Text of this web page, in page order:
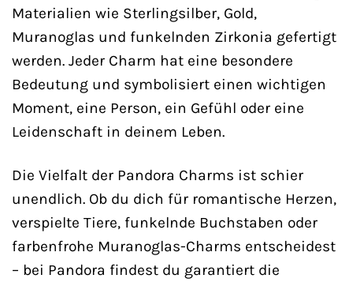
Materialien wie Sterlingsilber, Gold,
Muranoglas und funkelnden Zirkonia gefertigt
werden. Jeder Charm hat eine besondere
Bedeutung und symbolisiert einen wichtigen
Moment, eine Person, ein Gefühl oder eine
Leidenschaft in deinem Leben.
Die Vielfalt der Pandora Charms ist schier
unendlich. Ob du dich für romantische Herzen,
verspielte Tiere, funkelnde Buchstaben oder
farbenfrohe Muranoglas-Charms entscheidest
– bei Pandora findest du garantiert die